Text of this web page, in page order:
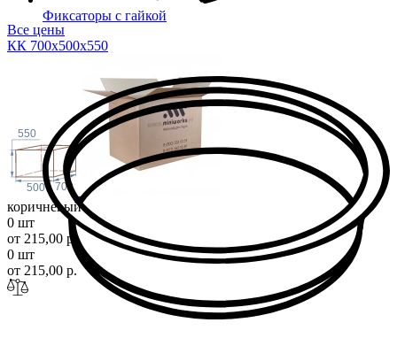
Фиксаторы с гайкой
Все цены
КК 700х500х550
550
500 700
коричневый
0 шт
от 215,00 р.
0 шт
от 215,00 р.